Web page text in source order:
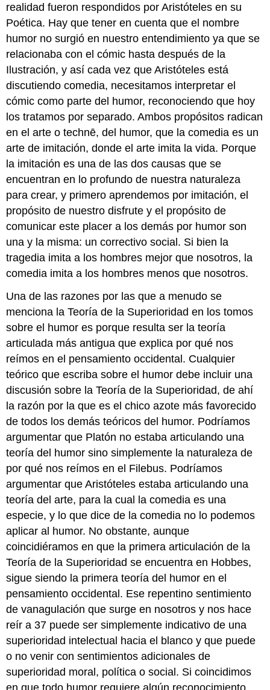
realidad fueron respondidos por Aristóteles en su
Poética. Hay que tener en cuenta que el nombre
humor no surgió en nuestro entendimiento ya que se
relacionaba con el cómic hasta después de la
Ilustración, y así cada vez que Aristóteles está
discutiendo comedia, necesitamos interpretar el
cómic como parte del humor, reconociendo que hoy
los tratamos por separado. Ambos propósitos radican
en el arte o technē, del humor, que la comedia es un
arte de imitación, donde el arte imita la vida. Porque
la imitación es una de las dos causas que se
encuentran en lo profundo de nuestra naturaleza
para crear, y primero aprendemos por imitación, el
propósito de nuestro disfrute y el propósito de
comunicar este placer a los demás por humor son
una y la misma: un correctivo social. Si bien la
tragedia imita a los hombres mejor que nosotros, la
comedia imita a los hombres menos que nosotros.
Una de las razones por las que a menudo se
menciona la Teoría de la Superioridad en los tomos
sobre el humor es porque resulta ser la teoría
articulada más antigua que explica por qué nos
reímos en el pensamiento occidental. Cualquier
teórico que escriba sobre el humor debe incluir una
discusión sobre la Teoría de la Superioridad, de ahí
la razón por la que es el chico azote más favorecido
de todos los demás teóricos del humor. Podríamos
argumentar que Platón no estaba articulando una
teoría del humor sino simplemente la naturaleza de
por qué nos reímos en el Filebus. Podríamos
argumentar que Aristóteles estaba articulando una
teoría del arte, para la cual la comedia es una
especie, y lo que dice de la comedia no lo podemos
aplicar al humor. No obstante, aunque
coincidiéramos en que la primera articulación de la
Teoría de la Superioridad se encuentra en Hobbes,
sigue siendo la primera teoría del humor en el
pensamiento occidental. Ese repentino sentimiento
de vanagulación que surge en nosotros y nos hace
reír a 37 puede ser simplemente indicativo de una
superioridad intelectual hacia el blanco y que puede
o no venir con sentimientos adicionales de
superioridad moral, política o social. Si coincidimos